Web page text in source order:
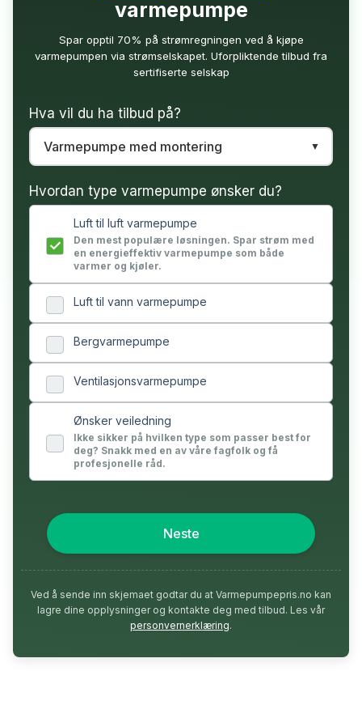
varmepumpe
Spar opptil 70% på strømregningen ved å kjøpe
varmepumpen via strømselskapet. Uforpliktende tilbud fra
sertifiserte selskap
Hva vil du ha tilbud på?
Hvordan type varmepumpe ønsker du?
Luft til luft varmepumpe
Den mest populære løsningen. Spar strøm med
en energieffektiv varmepumpe som både
varmer og kjøler.
Luft til vann varmepumpe
Bergvarmepumpe
Ventilasjonsvarmepumpe
Ønsker veiledning
Ikke sikker på hvilken type som passer best for
deg? Snakk med en av våre fagfolk og få
profesjonelle råd.
Neste
Ved å sende inn skjemaet godtar du at Varmepumpepris.no kan
lagre dine opplysninger og kontakte deg med tilbud. Les vår
personvernerklæring.